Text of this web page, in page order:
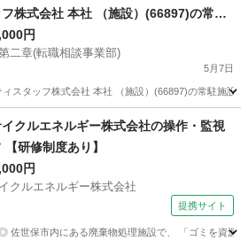
フ株式会社 本社 （施設）(66897)の常駐
正社員 - 大村駅 長崎県大村市(大村)常
円
二章(転職相談事業部)
5月7日
ィスタッフ株式会社 本社 （施設）(66897)の常駐施
業務
クルエネルギー株式会社の操作・監視
【研修制度あり】
円
クルエネルギー株式会社
提携サイト
保市内にある廃棄物処理施設で、 「ゴミを資源